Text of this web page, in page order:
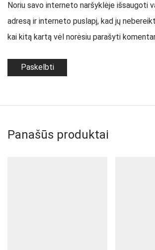
Noriu savo interneto naršyklėje išsaugoti
adresą ir interneto puslapį, kad jų
kai kitą kartą vėl norėsiu parašyti
Panašūs produktai